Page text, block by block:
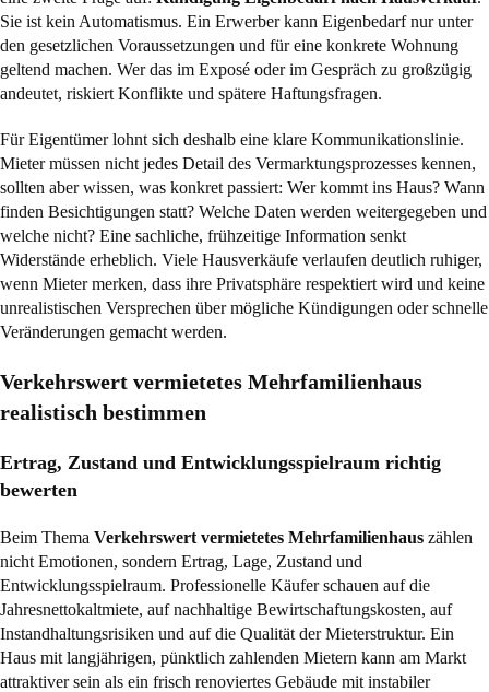
Sie ist kein Automatismus. Ein Erwerber kann Eigenbedarf nur unter
den gesetzlichen Voraussetzungen und für eine konkrete Wohnung
geltend machen. Wer das im Exposé oder im Gespräch zu großzügig
andeutet, riskiert Konflikte und spätere Haftungsfragen.
Für Eigentümer lohnt sich deshalb eine klare Kommunikationslinie.
Mieter müssen nicht jedes Detail des Vermarktungsprozesses kennen,
sollten aber wissen, was konkret passiert: Wer kommt ins Haus? Wann
finden Besichtigungen statt? Welche Daten werden weitergegeben und
welche nicht? Eine sachliche, frühzeitige Information senkt
Widerstände erheblich. Viele Hausverkäufe verlaufen deutlich ruhiger,
wenn Mieter merken, dass ihre Privatsphäre respektiert wird und keine
unrealistischen Versprechen über mögliche Kündigungen oder schnelle
Veränderungen gemacht werden.
Verkehrswert vermietetes Mehrfamilienhaus
realistisch bestimmen
Ertrag, Zustand und Entwicklungsspielraum richtig
bewerten
Beim Thema Verkehrswert vermietetes Mehrfamilienhaus zählen
nicht Emotionen, sondern Ertrag, Lage, Zustand und
Entwicklungsspielraum. Professionelle Käufer schauen auf die
Jahresnettokaltmiete, auf nachhaltige Bewirtschaftungskosten, auf
Instandhaltungsrisiken und auf die Qualität der Mieterstruktur. Ein
Haus mit langjährigen, pünktlich zahlenden Mietern kann am Markt
attraktiver sein als ein frisch renoviertes Gebäude mit instabiler